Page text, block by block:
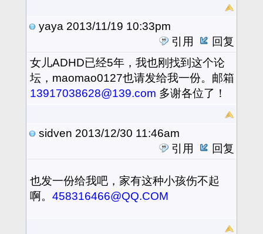
yaya 2013/11/19 10:33pm
引用
回复
女儿ADHD已经5年，我也刚找到这个论
坛，maomao0127也请发给我一份。邮箱
13917038628@139.com 多谢各位了！
sidven 2013/12/30 11:46am
引用
回复
也发一份给我吧，家有这种小孩伤不起
啊。 458316466@QQ.COM